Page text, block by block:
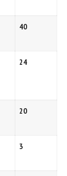
40
24
20
3